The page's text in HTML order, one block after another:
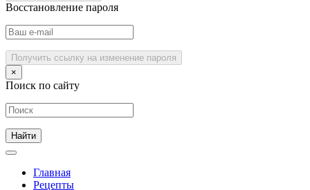
Восстановление пароля
Получить ссылку на изменение пароля
×
Поиск по сайту
Главная
Рецепты